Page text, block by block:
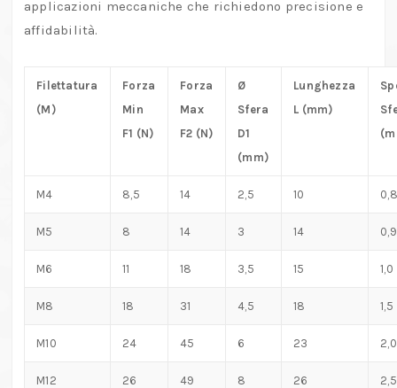
applicazioni meccaniche che richiedono precisione e
affidabilità.
Filettatura
(M)
Forza
Min
F1 (N)
Forza
Max
F2 (N)
Ø
Sfera
D1
(mm)
Lunghezza
L (mm)
M4 8,5 14 2,5 10 0,8
M5 8 14 3 14 0,9
M6 11 18 3,5 15 1,0
M8 18 31 4,5 18 1,5
M10 24 45 6 23 2,0
M12 26 49 8 26 2,5